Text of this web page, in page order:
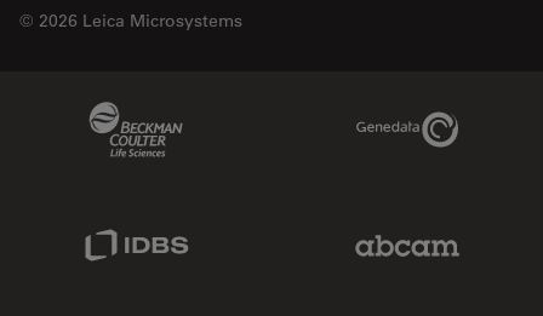
© 2026 Leica Microsystems
Genedata Link